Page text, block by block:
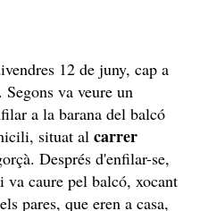
12 de juny, cap a
va veure un
a la barana del balcó
situat al carrer
Després d'enfilar-se,
caure pel balcó, xocant
pares, que eren a casa,